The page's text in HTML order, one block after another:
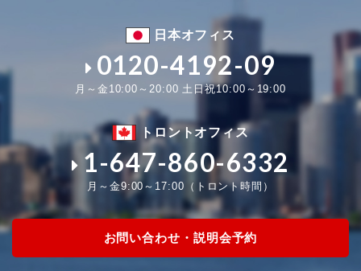
日本オフィス
0120-4192-09
月～金10:00～20:00 土日祝10:00～19:00
トロントオフィス
1-647-860-6332
月～金9:00～17:00（トロント時間）
お問い合わせ・説明会予約